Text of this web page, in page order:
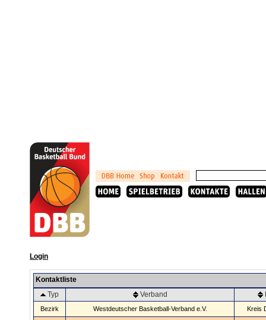
Login
Kontaktliste
Typ
Verband
Bezirk Westdeutscher Basketball-Verband e.V. Kreis